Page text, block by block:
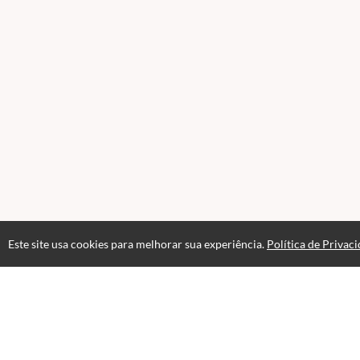
FAQ
Este site usa cookies para melhorar sua experiência. Política de